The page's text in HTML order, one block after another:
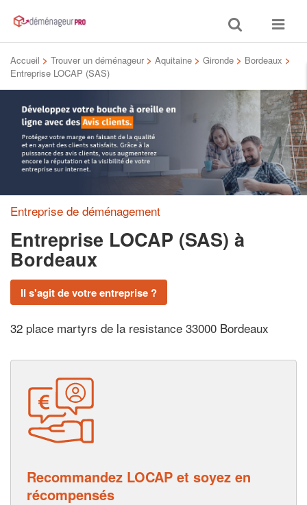
Toggle
search
Toggle
Accueil > Trouver un déménageur > Aquitaine > Gironde > Bordeaux >
Entreprise LOCAP (SAS)
Entreprise de déménagement
Entreprise LOCAP (SAS) à
Bordeaux
Il s'agit de votre entreprise ?
32 place martyrs de la resistance 33000 Bordeaux
Recommandez LOCAP et soyez en
récompensés